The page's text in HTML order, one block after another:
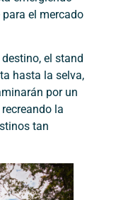
el mercado
el stand
hasta la selva,
por un
la
tan